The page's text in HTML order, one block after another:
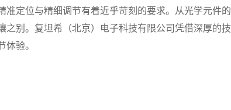
定位与精细调节有着近乎苛刻的要求。从光学元件
别。复坦希（北京）电子科技有限公司凭借深厚的
验。